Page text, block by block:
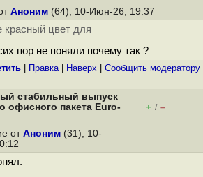
Аноним (64), 10-Июн-26, 19:37
красный цвет для
пор не поняли почему так ?
Правка| Наверх Cообщить модератору
стабильный выпуск
офисного пакета Euro-
+ / –
от Аноним (31), 10-